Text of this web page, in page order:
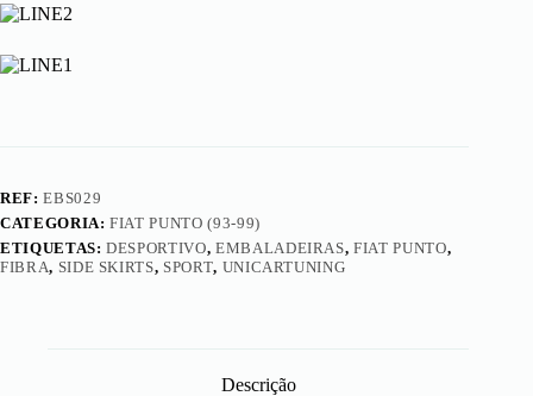
Sphinx
REF:EBS029
CATEGORIA:FIAT PUNTO (93-99)
ETIQUETAS:DESPORTIVO, EMBALADEIRAS,FIAT PUNTO,
FIBRA, SIDE SKIRTS, SPORT, UNICARTUNING
Descrição